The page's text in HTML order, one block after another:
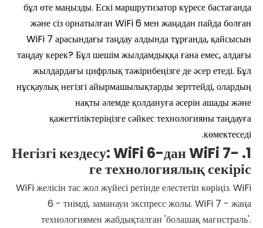
бұл өте маңызды. Ескі маршрутизатор күресе бастағанда
және сіз орнатылған WiFi 6 мен жаңадан пайда болған
WiFi 7 арасындағы таңдау алдында тұрғанда, қайсысын
таңдау керек? Бұл шешім жылдамдыққа ғана емес, алдағы
жылдардағы цифрлық тәжірибеңізге де әсер етеді. Бұл
нұсқаулық негізгі айырмашылықтарды зерттейді, олардың
нақты әлемде қолдануға әсерін ашады және
қажеттіліктеріңізге сәйкес технологияны таңдауға
көмектеседі.
1. Негізгі кездесу: WiFi 6-дан WiFi 7-
ге технологиялық секіріс
WiFi желісін тас жол жүйесі ретінде елестетіп көріңіз. WiFi
6 - тиімді, заманауи экспресс жолы. WiFi 7 - жаңа
технологиямен жабдықталған 'болашақ магистраль'.